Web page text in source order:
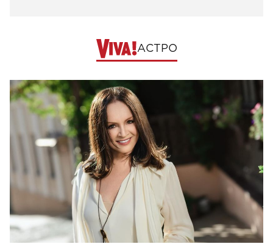
АСТРО